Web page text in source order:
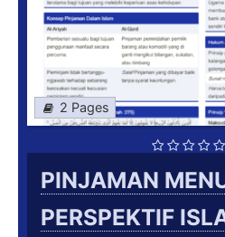
2 Pages
PINJAMAN
PERSPEKTIF